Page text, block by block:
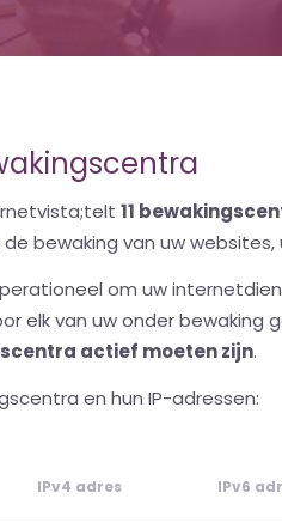
11
bewaking van uw websites,
om uw
elk van uw onder bewaking
actief moeten zijn.
en hun IP-adressen:
IPv4 adres IPv6